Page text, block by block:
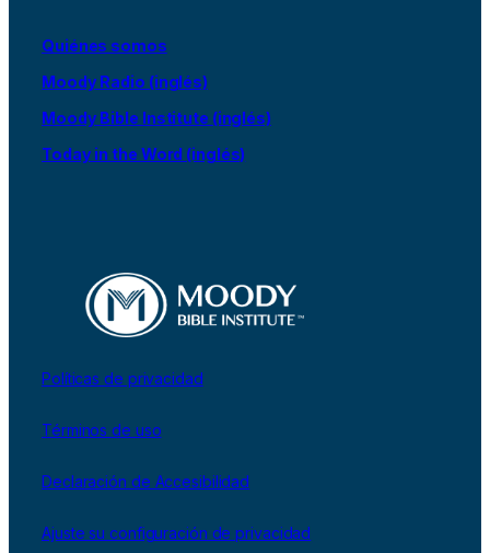
Quiénes somos
Moody Radio (inglés)
Moody Bible Institute (inglés)
Today in the Word (inglés)
Políticas de privacidad
Términos de uso
Declaración de Accesibilidad
Ajuste su configuración de privacidad